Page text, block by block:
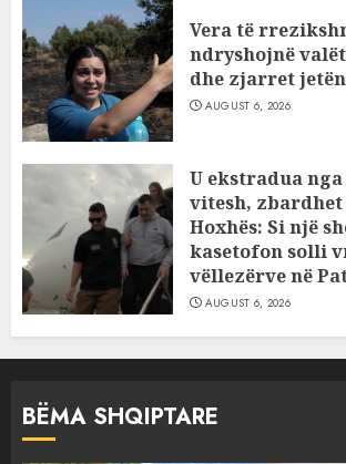
Vera të
ndryshojnë
dhe zjarret
AUGUST 6, 2026
U ekstradua nga
vitesh, zbardhet
Hoxhës: Si një
kasetofon solli
vëllezërve në
AUGUST 6, 2026
BËMA SHQIPTARE